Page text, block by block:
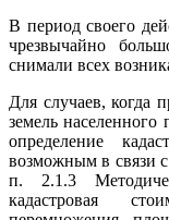
В период своего
чрезвычайно
снимали всех
Для случаев, когда
земель населенного
определение
возможным в связи с
п. 2.1.3
кадастровая